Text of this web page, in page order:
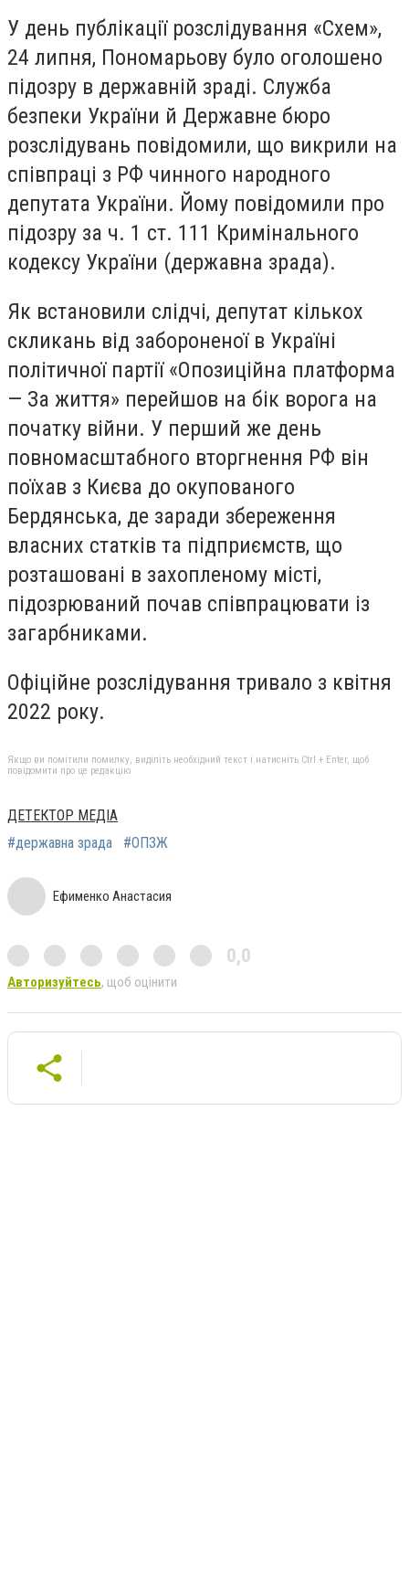
У день публікації розслідування «Схем»,
24 липня, Пономарьову було оголошено
підозру в державній зраді. Служба
безпеки України й Державне бюро
розслідувань повідомили, що викрили на
співпраці з РФ чинного народного
депутата України. Йому повідомили про
підозру за ч. 1 ст. 111 Кримінального
кодексу України (державна зрада).
Як встановили слідчі, депутат кількох
скликань від забороненої в Україні
політичної партії «Опозиційна платформа
— За життя» перейшов на бік ворога на
початку війни. У перший же день
повномасштабного вторгнення РФ він
поїхав з Києва до окупованого
Бердянська, де заради збереження
власних статків та підприємств, що
розташовані в захопленому місті,
підозрюваний почав співпрацювати із
загарбниками.
Офіційне розслідування тривало з квітня
2022 року.
Якщо ви помітили помилку, виділіть необхідний текст і натисніть Ctrl + Enter, щоб
повідомити про це редакцію
ДЕТЕКТОР МЕДІА
#державна зрада
#ОПЗЖ
Ефименко Анастасия
0,0
Авторизуйтесь, щоб оцінити